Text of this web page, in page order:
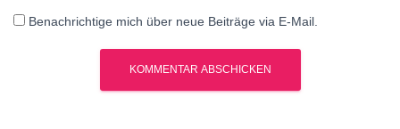
Benachrichtige mich über neue Beiträge via E-Mail.